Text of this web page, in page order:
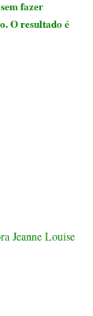
fazer
O resultado é
Jeanne Louise